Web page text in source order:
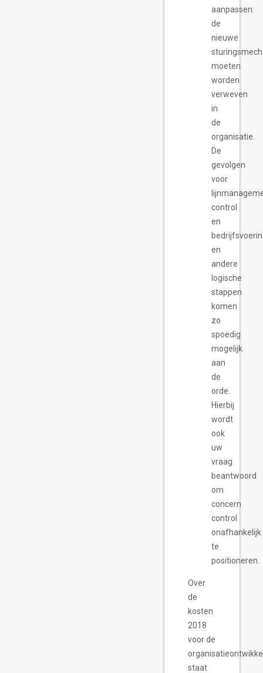
aanpassen:
de
nieuwe
moeten
worden
verweven
in
de
organisatie.
De
gevolgen
voor
control
en
en
andere
logische
stappen
komen
zo
spoedig
mogelijk
aan
de
orde.
Hierbij
wordt
ook
uw
vraag
beantwoord
om
concern
control
onafhankelijk
te
positioneren.
Over
de
kosten
2018
voor de
staat